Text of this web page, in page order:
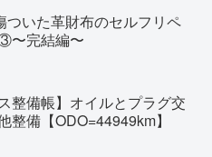
ついた革財布のセルフリペ
〜完結編〜
整備帳】オイルとプラグ交
整備【ODO=44949km】